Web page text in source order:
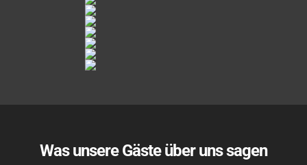
Was unsere Gäste über uns sagen